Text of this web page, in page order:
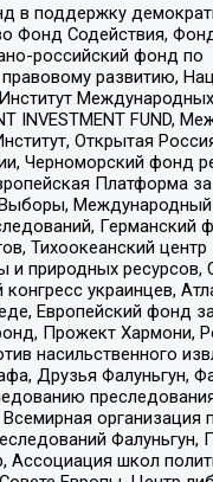
в поддержку
Фонд Содействия,
российский фонд по
развитию,
INVESTMENT FUND,
Открытая
Черноморский фонд
Платформа за
Международный
Германский
Тихоокеанский
природных ресурсов,
украинцев,
Европейский фонд
Прожект Хармони,
насильственного
Друзья Фалуньгун,
организация
Фалуньгун,
Ассоциация школ